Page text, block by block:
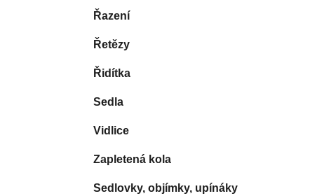
Řazení
Řetězy
Řidítka
Sedla
Vidlice
Zapletená kola
Sedlovky, objímky, upínáky